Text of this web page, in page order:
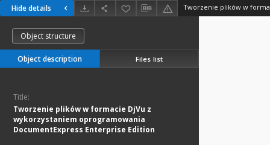
Hide details
Object structure
Object description Files list
Title:
Tworzenie plików w formacie DjVu z
wykorzystaniem oprogramowania
DocumentExpress Enterprise Edition